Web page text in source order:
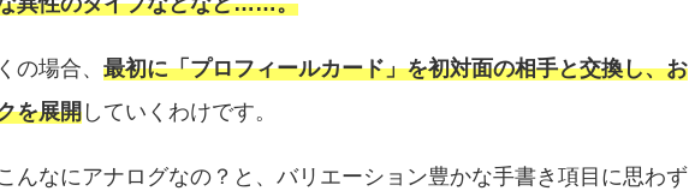
の場合、 最初に「プロフィールカード」を初対面の相手と交換し、お
を展開していくわけです。
んなにアナログなの？と、バリエーション豊かな手書き項目に思わず